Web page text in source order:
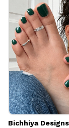
Bichhiya Designs: